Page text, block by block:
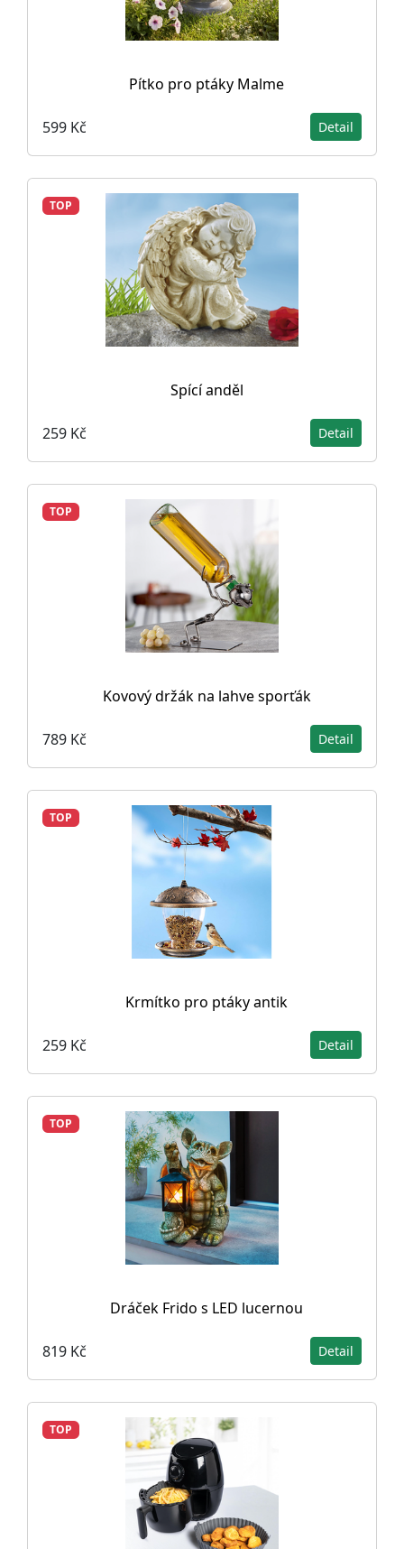
Pítko pro ptáky Malme
599 Kč Detail
TOP
Spící anděl
259 Kč Detail
TOP
Kovový držák na lahve sporťák
789 Kč Detail
TOP
Krmítko pro ptáky antik
259 Kč Detail
TOP
Dráček Frido s LED lucernou
819 Kč Detail
TOP